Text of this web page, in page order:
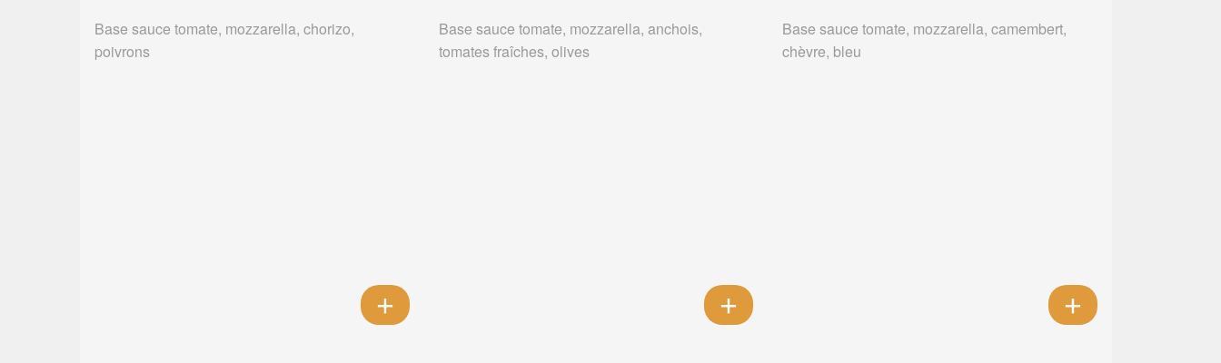
Base sauce tomate, mozzarella, chorizo,
poivrons
Base sauce tomate, mozzarella, anchois,
tomates fraîches, olives
Base sauce tomate, mozzarella, camembert,
chèvre, bleu